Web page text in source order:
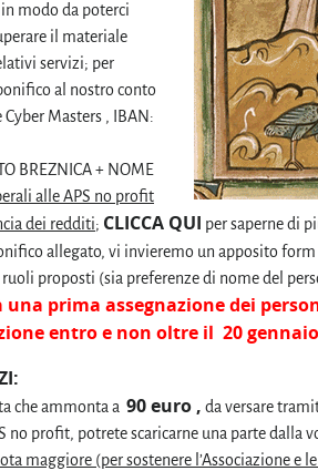
modo da poterci
il materiale
servizi; per
al nostro conto
Masters , IBAN:
BREZNICA + NOME
alle APS no profit
dei redditi; CLICCA QUI per saperne di
allegato, vi invieremo un apposito
proposti (sia preferenze di nome del
una prima assegnazione dei
entro e non oltre il 20
che ammonta a 90 euro , da versare
no profit, potrete scaricarne una parte dalla
maggiore (per sostenere l’Associazione